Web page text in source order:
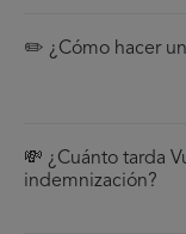
✏️ ¿Cómo hacer
💸 ¿Cuánto tarda
indemnización?